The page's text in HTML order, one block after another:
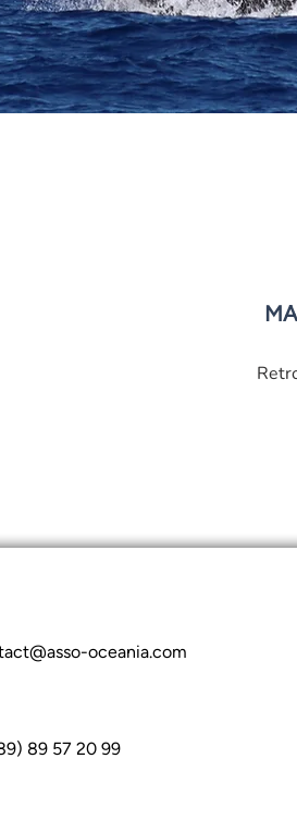
oceania.com
89 57 20 99